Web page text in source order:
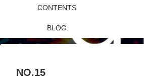
CONTENTS
BLOG
NO.15